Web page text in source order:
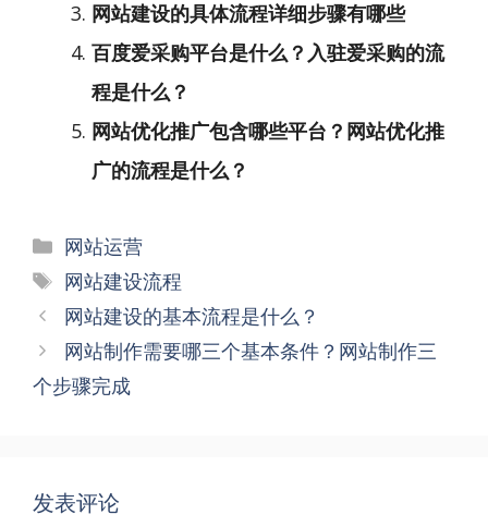
网站建设的具体流程详细步骤有哪些
百度爱采购平台是什么？入驻爱采购的流
程是什么？
网站优化推广包含哪些平台？网站优化推
广的流程是什么？
分
类
网站运营
标
签
网站建设流程
文
章
导
航
网站建设的基本流程是什么？
网站制作需要哪三个基本条件？网站制作三
个步骤完成
发表评论